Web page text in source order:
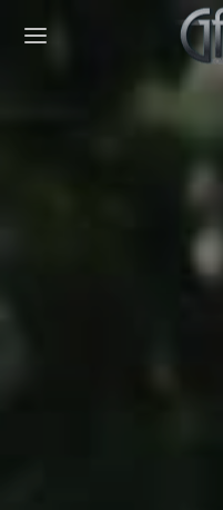
Cookies management panel